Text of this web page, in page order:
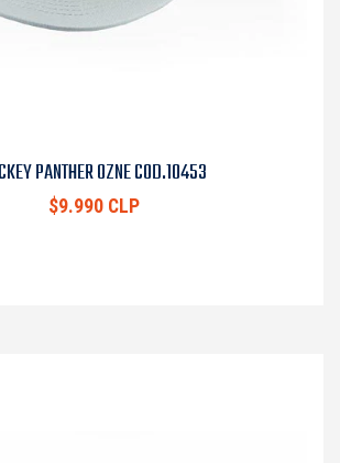
PANTHER OZNE COD.10453
$9.990 CLP